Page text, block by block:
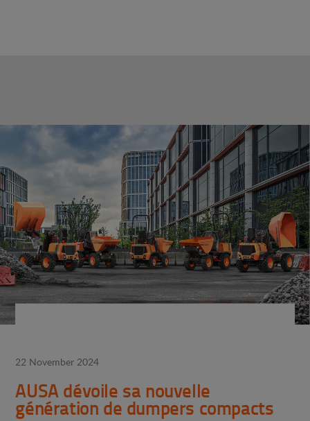
22 November 2024
AUSA dévoile sa nouvelle
génération de dumpers compacts